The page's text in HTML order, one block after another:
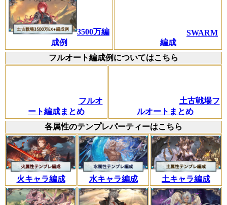
3500万編
成例
SWARM
編成
フルオート編成例についてはこちら
フルオ
ート編成まとめ
土古戦場フ
ルオートまとめ
各属性のテンプレパーティーはこちら
火キャラ編成 水キャラ編成 土キャラ編成